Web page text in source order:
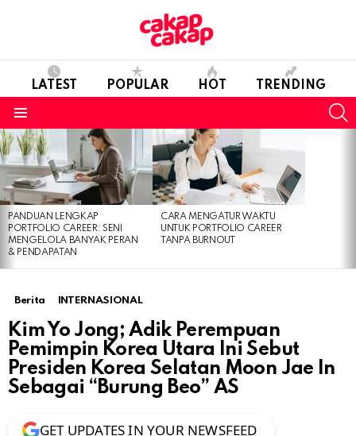
LATEST POPULAR HOT TRENDING
LATEST
STORIES
PANDUAN LENGKAP
PORTFOLIO CAREER: SENI
MENGELOLA BANYAK PERAN
& PENDAPATAN
CARA MENGATUR WAKTU
UNTUK PORTFOLIO CAREER
TANPA BURNOUT
Berita INTERNASIONAL
Kim Yo Jong; Adik Perempuan
Pemimpin Korea Utara Ini Sebut
Presiden Korea Selatan Moon Jae In
Sebagai “Burung Beo” AS
GET UPDATES IN YOUR NEWSFEED